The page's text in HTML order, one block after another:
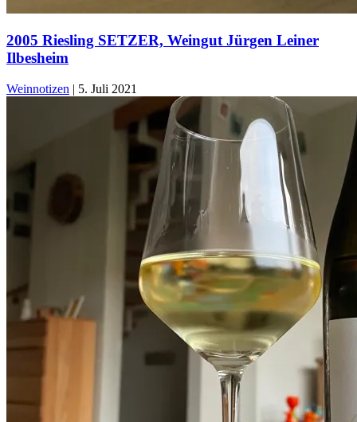
2005 Riesling SETZER, Weingut Jürgen Leiner
Ilbesheim
Weinnotizen | 5. Juli 2021